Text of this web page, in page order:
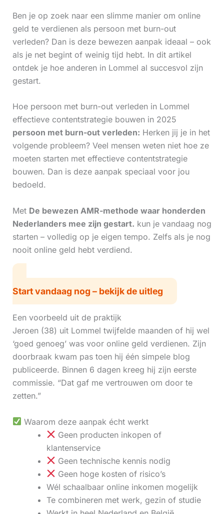
Ben je op zoek naar een slimme manier om online
geld te verdienen als persoon met burn-out
verleden? Dan is deze bewezen aanpak ideaal – ook
als je net begint of weinig tijd hebt. In dit artikel
ontdek je hoe anderen in Lommel al succesvol zijn
gestart.
Hoe persoon met burn-out verleden in Lommel
effectieve contentstrategie bouwen in 2025
persoon met burn-out verleden: Herken jij je in het
volgende probleem? Veel mensen weten niet hoe ze
moeten starten met effectieve contentstrategie
bouwen. Dan is deze aanpak speciaal voor jou
bedoeld.
Met De bewezen AMR-methode waar honderden
Nederlanders mee zijn gestart. kun je vandaag nog
starten – volledig op je eigen tempo. Zelfs als je nog
nooit online geld hebt verdiend.
Start vandaag nog – bekijk de uitleg
Een voorbeeld uit de praktijk
Jeroen (38) uit Lommel twijfelde maanden of hij wel
‘goed genoeg’ was voor online geld verdienen. Zijn
doorbraak kwam pas toen hij één simpele blog
publiceerde. Binnen 6 dagen kreeg hij zijn eerste
commissie. “Dat gaf me vertrouwen om door te
zetten.”
Waarom deze aanpak écht werkt
Geen producten inkopen of
klantenservice
Geen technische kennis nodig
Geen hoge kosten of risico’s
Wél schaalbaar online inkomen mogelijk
Te combineren met werk, gezin of studie